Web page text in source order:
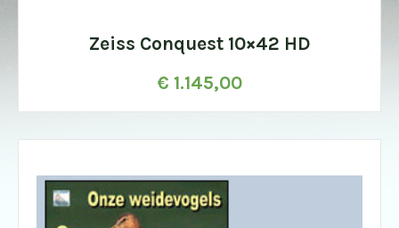
Zeiss Conquest 10×42 HD
€ 1.145,00